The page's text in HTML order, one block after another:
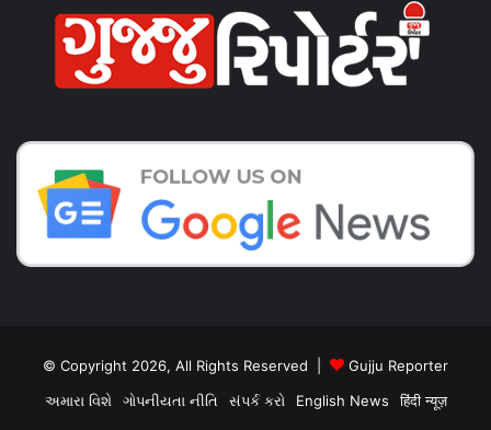
© Copyright 2026, All Rights Reserved |
Gujju Reporter
અમારા વિશે
ગોપનીયતા નીતિ સંપર્ક કરો English News हिंदी न्यूज़